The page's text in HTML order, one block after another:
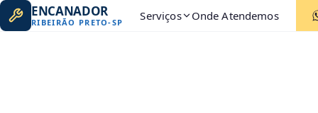
ENCANADOR
RIBEIRÃO PRETO-SP Serviços Onde Atendemos